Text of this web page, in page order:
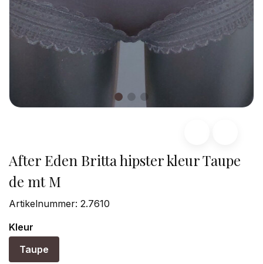
After Eden Britta hipster kleur Taupe
de mt M
Artikelnummer: 2.7610
Kleur
Taupe